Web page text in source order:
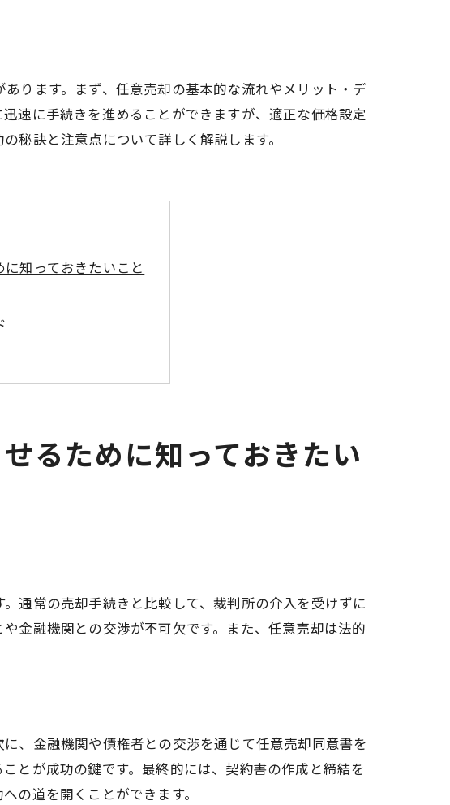
ります。まず、任意売却の基本的な流れやメリット・デ
速に手続きを進めることができますが、適正な価格設定
秘訣と注意点について詳しく解説します。
知っておきたいこと
を効率化する方法
ース
めのポイント
るために知っておきたい
通常の売却手続きと比較して、裁判所の介入を受けずに
金融機関との交渉が不可欠です。また、任意売却は法的
、金融機関や債権者との交渉を通じて任意売却同意書を
とが成功の鍵です。最終的には、契約書の作成と締結を
の道を開くことができます。